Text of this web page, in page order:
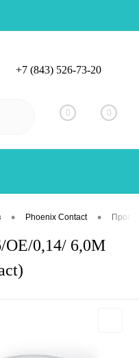
Вход
+7 (843) 526-73-20
0 0
• Phoenix Contact •
0,14/ 6,0M